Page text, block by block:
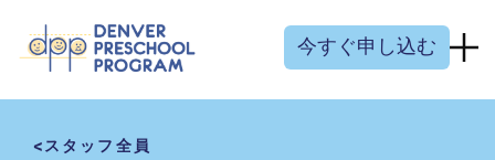
今すぐ申し込む
スタッフ全員